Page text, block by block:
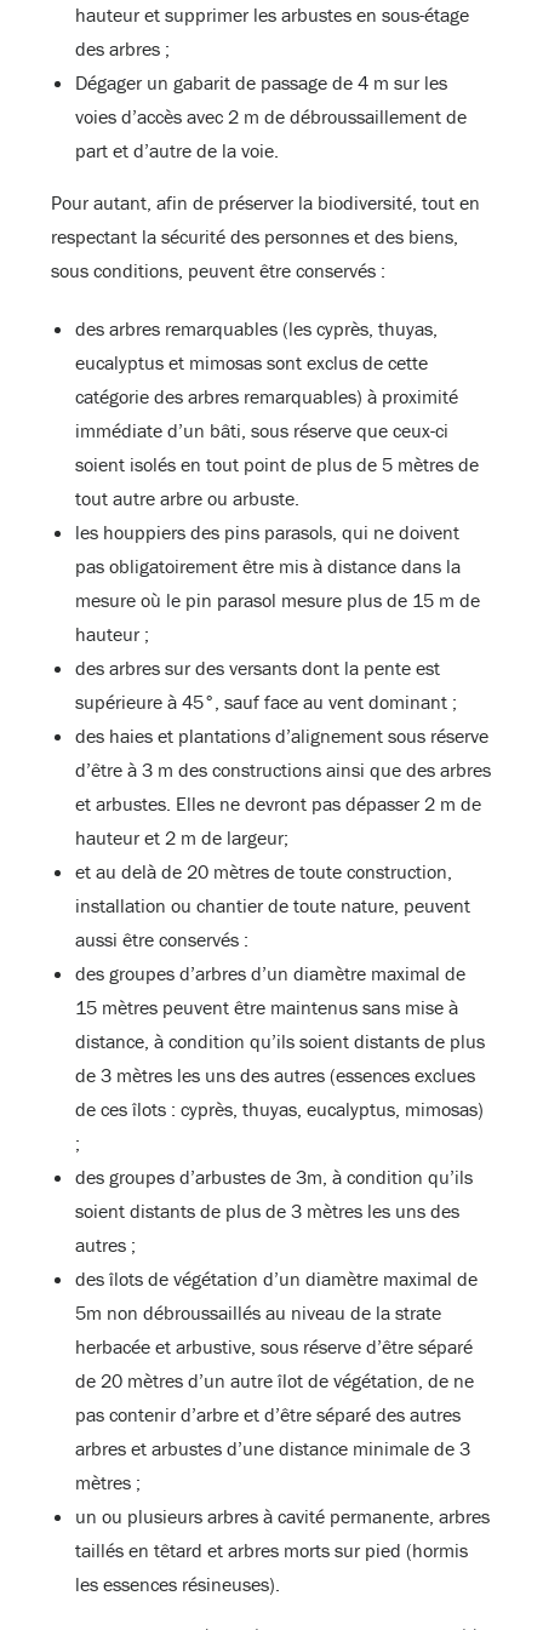
hauteur et supprimer les arbustes en sous-étage
des arbres ;
Dégager un gabarit de passage de 4 m sur les
voies d’accès avec 2 m de débroussaillement de
part et d’autre de la voie.
Pour autant, afin de préserver la biodiversité, tout en
respectant la sécurité des personnes et des biens,
sous conditions, peuvent être conservés :
des arbres remarquables (les cyprès, thuyas,
eucalyptus et mimosas sont exclus de cette
catégorie des arbres remarquables) à proximité
immédiate d’un bâti, sous réserve que ceux-ci
soient isolés en tout point de plus de 5 mètres de
tout autre arbre ou arbuste.
les houppiers des pins parasols, qui ne doivent
pas obligatoirement être mis à distance dans la
mesure où le pin parasol mesure plus de 15 m de
hauteur ;
des arbres sur des versants dont la pente est
supérieure à 45°, sauf face au vent dominant ;
des haies et plantations d’alignement sous réserve
d’être à 3 m des constructions ainsi que des arbres
et arbustes. Elles ne devront pas dépasser 2 m de
hauteur et 2 m de largeur;
et au delà de 20 mètres de toute construction,
installation ou chantier de toute nature, peuvent
aussi être conservés :
des groupes d’arbres d’un diamètre maximal de
15 mètres peuvent être maintenus sans mise à
distance, à condition qu’ils soient distants de plus
de 3 mètres les uns des autres (essences exclues
de ces îlots : cyprès, thuyas, eucalyptus, mimosas)
;
des groupes d’arbustes de 3m, à condition qu’ils
soient distants de plus de 3 mètres les uns des
autres ;
des îlots de végétation d’un diamètre maximal de
5m non débroussaillés au niveau de la strate
herbacée et arbustive, sous réserve d’être séparé
de 20 mètres d’un autre îlot de végétation, de ne
pas contenir d’arbre et d’être séparé des autres
arbres et arbustes d’une distance minimale de 3
mètres ;
un ou plusieurs arbres à cavité permanente, arbres
taillés en têtard et arbres morts sur pied (hormis
les essences résineuses).